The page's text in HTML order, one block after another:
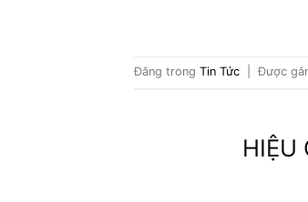
Đăng trong Tin Tức Được
HIỆU